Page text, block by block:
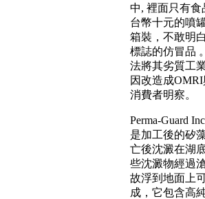
中, 裡面只有
台幣十元的噴
箱裝，不敢明
標誌的仿冒品
法將其劣質工
因改造成
消費者明察。
Perma-Guard
是加工後的矽
亡後沈澱在湖
些沈澱物經過
故浮到地面上
成，它包含高